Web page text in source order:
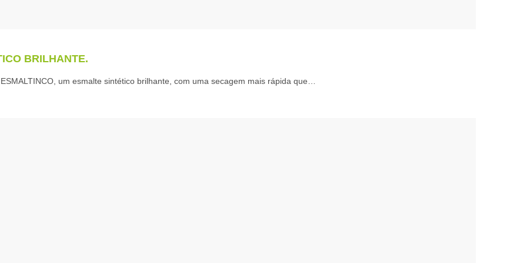
BRILHANTE.
um esmalte sintético brilhante, com uma secagem mais rápida que…